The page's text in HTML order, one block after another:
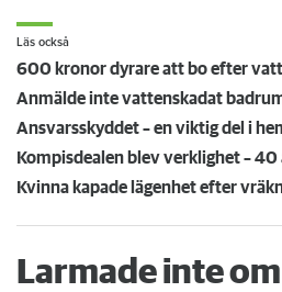
Läs också
600 kronor dyrare att bo efter
Ansvarsskyddet – en viktig del i
Larmade inte